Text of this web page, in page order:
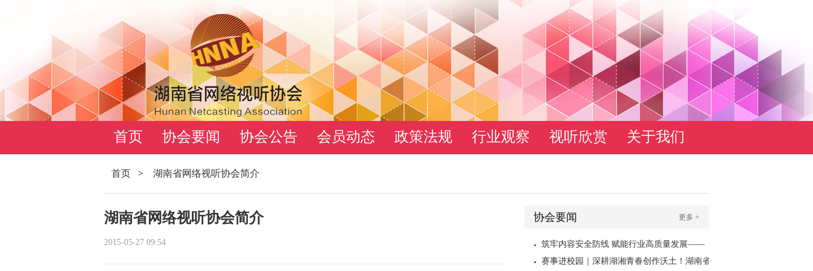
首页 协会要闻 协会公告 会员动态 政策法规 行业观察 视听欣赏 关于我们
首页 > 湖南省网络视听协会简介
湖南省网络视听协会简介
2015-05-27 09:54
协会要闻 更多 +
筑牢内容安全防线 赋能行业高质量发展——
2026年网络视听节目审核员培训班（湖南专
赛事进校园｜深耕湖湘青春创作沃土！湖南省